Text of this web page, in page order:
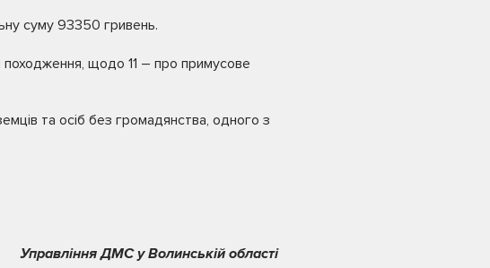
суму 93350 гривень.
походження, щодо 11 – про примусове
та осіб без громадянства, одного з
Управління ДМС у Волинській області